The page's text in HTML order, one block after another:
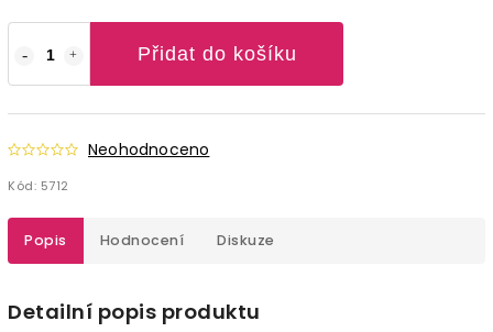
Přidat do košíku
Neohodnoceno
Kód: 5712
Popis Hodnocení Diskuze
Detailní popis produktu